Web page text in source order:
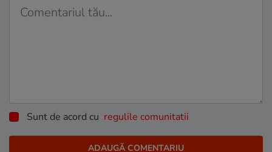
Sunt de acord cu regulile comunitatii